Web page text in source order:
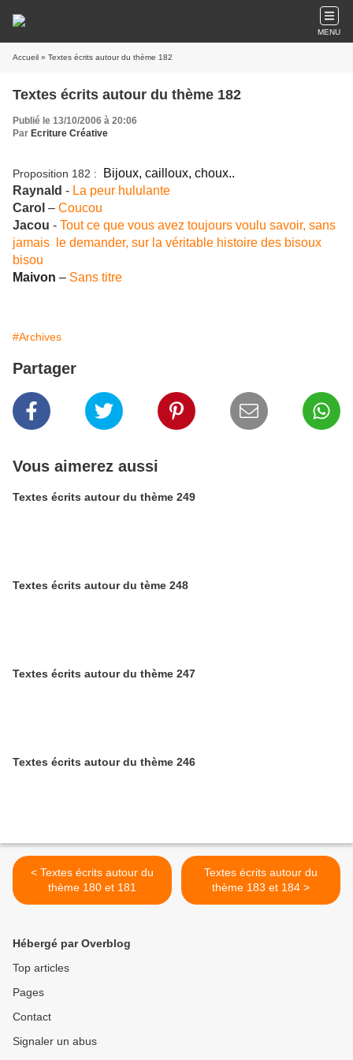
MENU
Accueil » Textes écrits autour du thème 182
Textes écrits autour du thème 182
Publié le 13/10/2006 à 20:06
Par Ecriture Créative
Proposition 182 :
Bijoux, cailloux, choux..
Raynald - La peur hululante
Carol – Coucou
Jacou - Tout ce que vous avez toujours voulu savoir, sans
jamais le demander, sur la véritable histoire des bisoux
bisou
Maivon – Sans titre
#Archives
Partager
Vous aimerez aussi
Textes écrits autour du thème 249
Textes écrits autour du tème 248
Textes écrits autour du thème 247
Textes écrits autour du thème 246
< Textes écrits autour du
thème 180 et 181
Textes écrits autour du
thème 183 et 184 >
Hébergé par Overblog
Top articles
Pages
Contact
Signaler un abus